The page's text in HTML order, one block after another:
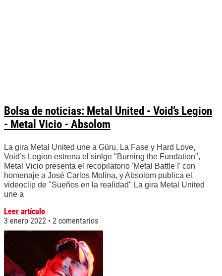
Bolsa de noticias: Metal United - Void’s Legion
- Metal Vicio - Absolom
La gira Metal United une a Güru, La Fase y Hard Love,
Void’s Legion estrena el sinlge "Burning the Fundation",
Metal Vicio presenta el recopilatorio 'Metal Battle I' con
homenaje a José Carlos Molina, y Absolom publica el
videoclip de "Sueños en la realidad" La gira Metal United
une a
Leer artículo
3 enero 2022
2 comentarios